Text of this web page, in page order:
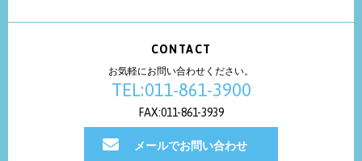
CONTACT
お気軽にお問い合わせください。
TEL:011-861-3900
FAX:011-861-3939
メールでお問い合わせ